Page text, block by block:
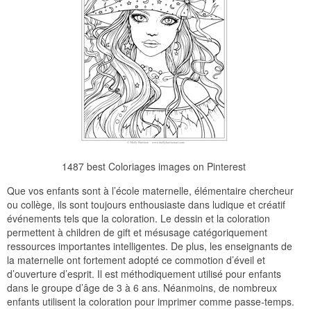
1487 best Coloriages images on Pinterest
Que vos enfants sont à l’école maternelle, élémentaire chercheur
ou collège, ils sont toujours enthousiaste dans ludique et créatif
événements tels que la coloration. Le dessin et la coloration
permettent à children de gift et mésusage catégoriquement
ressources importantes intelligentes. De plus, les enseignants de
la maternelle ont fortement adopté ce commotion d’éveil et
d’ouverture d’esprit. Il est méthodiquement utilisé pour enfants
dans le groupe d’âge de 3 à 6 ans. Néanmoins, de nombreux
enfants utilisent la coloration pour imprimer comme passe-temps.